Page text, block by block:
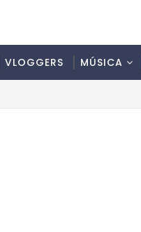
VLOGGERS MÚSICA